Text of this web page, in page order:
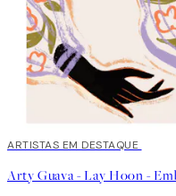
40%*
ARTISTAS EM DESTAQUE